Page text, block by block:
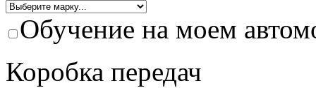
Обучение на моем
Коробка передач